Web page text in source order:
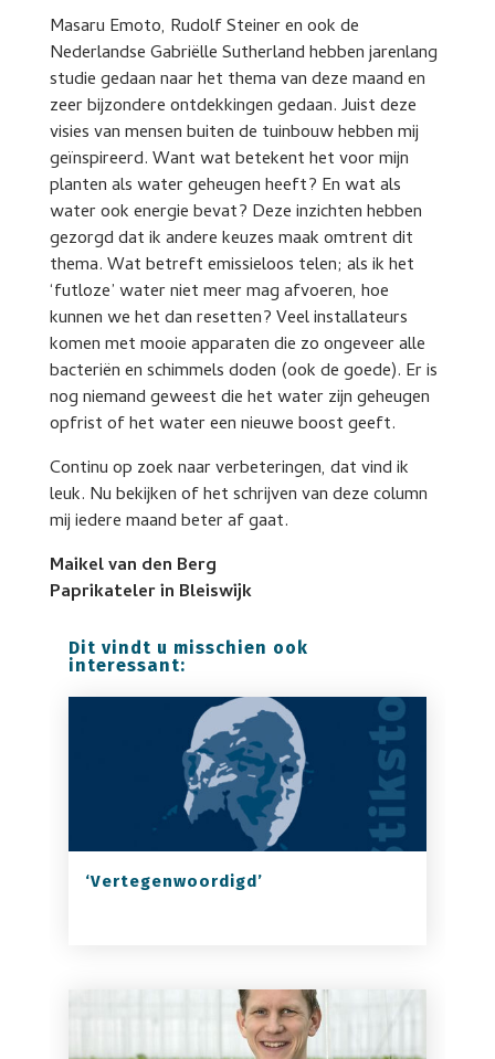
Masaru Emoto, Rudolf Steiner en ook de
Nederlandse Gabriëlle Sutherland hebben jarenlang
studie gedaan naar het thema van deze maand en
zeer bijzondere ontdekkingen gedaan. Juist deze
visies van mensen buiten de tuinbouw hebben mij
geïnspireerd. Want wat betekent het voor mijn
planten als water geheugen heeft? En wat als
water ook energie bevat? Deze inzichten hebben
gezorgd dat ik andere keuzes maak omtrent dit
thema. Wat betreft emissieloos telen; als ik het
‘futloze’ water niet meer mag afvoeren, hoe
kunnen we het dan resetten? Veel installateurs
komen met mooie apparaten die zo ongeveer alle
bacteriën en schimmels doden (ook de goede). Er is
nog niemand geweest die het water zijn geheugen
opfrist of het water een nieuwe boost geeft.
Continu op zoek naar verbeteringen, dat vind ik
leuk. Nu bekijken of het schrijven van deze column
mij iedere maand beter af gaat.
Maikel van den Berg
Paprikateler in Bleiswijk
Dit vindt u misschien ook
interessant:
‘Vertegenwoordigd’